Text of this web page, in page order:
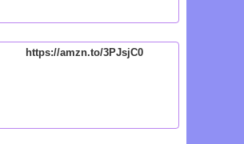
https://amzn.to/3PJsjC0